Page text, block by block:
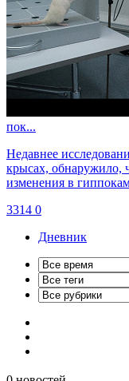
пок...
Недавнее
крысах, обнаружило,
изменения в
3314 0
Дневник